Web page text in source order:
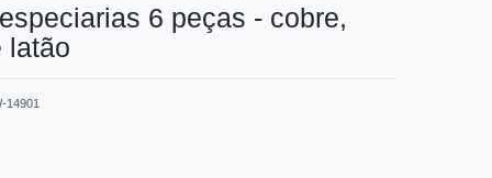
6 peças - cobre,
latão
14901